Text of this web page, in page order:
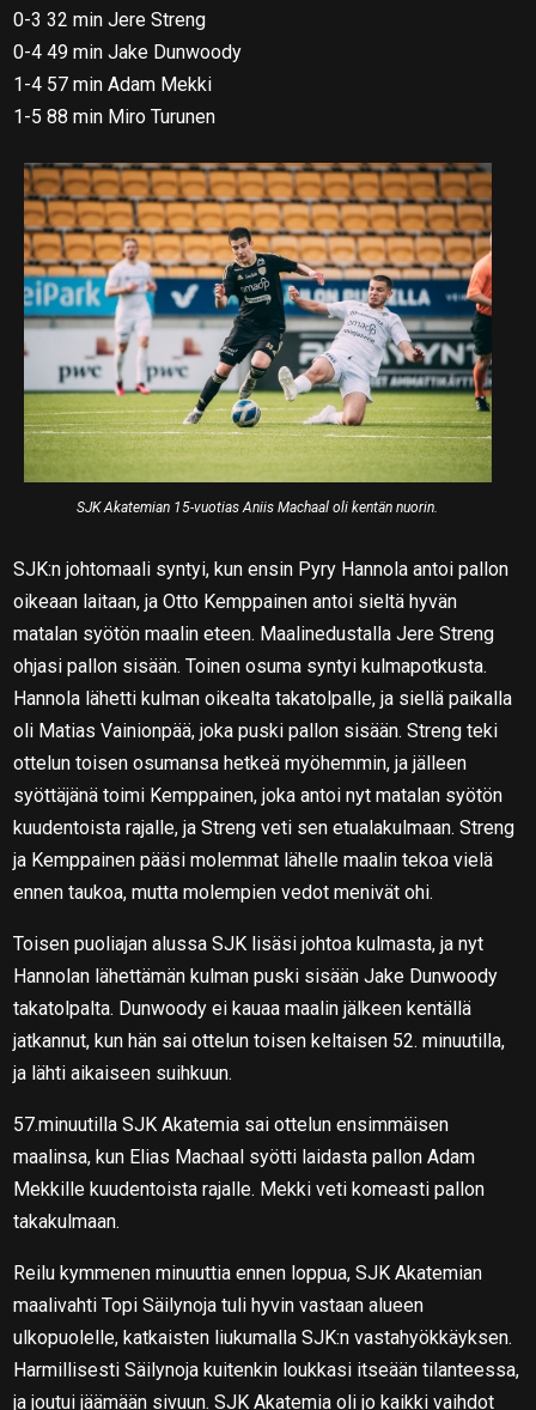
0-3 32 min Jere Streng
0-4 49 min Jake Dunwoody
1-4 57 min Adam Mekki
1-5 88 min Miro Turunen
SJK Akatemian 15-vuotias Aniis Machaal oli kentän nuorin.
SJK:n johtomaali syntyi, kun ensin Pyry Hannola antoi pallon
oikeaan laitaan, ja Otto Kemppainen antoi sieltä hyvän
matalan syötön maalin eteen. Maalinedustalla Jere Streng
ohjasi pallon sisään. Toinen osuma syntyi kulmapotkusta.
Hannola lähetti kulman oikealta takatolpalle, ja siellä paikalla
oli Matias Vainionpää, joka puski pallon sisään. Streng teki
ottelun toisen osumansa hetkeä myöhemmin, ja jälleen
syöttäjänä toimi Kemppainen, joka antoi nyt matalan syötön
kuudentoista rajalle, ja Streng veti sen etualakulmaan. Streng
ja Kemppainen pääsi molemmat lähelle maalin tekoa vielä
ennen taukoa, mutta molempien vedot menivät ohi.
Toisen puoliajan alussa SJK lisäsi johtoa kulmasta, ja nyt
Hannolan lähettämän kulman puski sisään Jake Dunwoody
takatolpalta. Dunwoody ei kauaa maalin jälkeen kentällä
jatkannut, kun hän sai ottelun toisen keltaisen 52. minuutilla,
ja lähti aikaiseen suihkuun.
57.minuutilla SJK Akatemia sai ottelun ensimmäisen
maalinsa, kun Elias Machaal syötti laidasta pallon Adam
Mekkille kuudentoista rajalle. Mekki veti komeasti pallon
takakulmaan.
Reilu kymmenen minuuttia ennen loppua, SJK Akatemian
maalivahti Topi Säilynoja tuli hyvin vastaan alueen
ulkopuolelle, katkaisten liukumalla SJK:n vastahyökkäyksen.
Harmillisesti Säilynoja kuitenkin loukkasi itseään tilanteessa,
ja joutui jäämään sivuun. SJK Akatemia oli jo kaikki vaihdot